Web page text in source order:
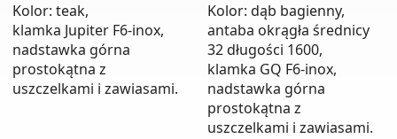
Kolor: teak,
klamka Jupiter F6-inox,
nadstawka górna
prostokątna z
uszczelkami i zawiasami.
Kolor: dąb bagienny,
antaba okrągła średnicy
32 długości 1600,
klamka GQ F6-inox,
nadstawka górna
prostokątna z
uszczelkami i zawiasami.